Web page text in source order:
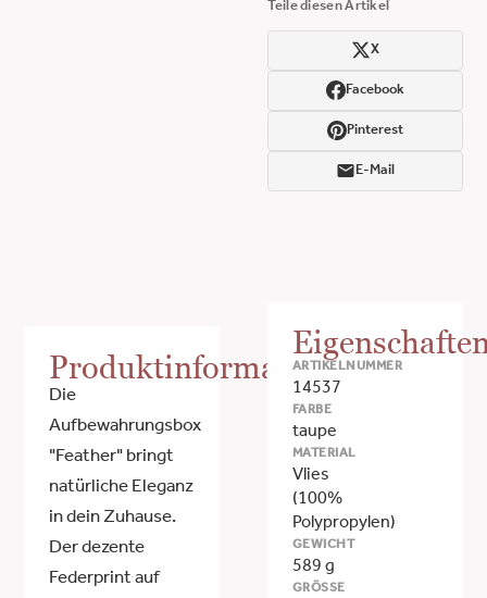
Teile diesen Artikel
X
Facebook
Pinterest
E-Mail
Produktinformationen
Die
Aufbewahrungsbox
"Feather" bringt
natürliche Eleganz
in dein Zuhause.
Der dezente
Federprint auf
ARTIKELNUMMER
14537
FARBE
taupe
MATERIAL
Vlies
(100%
Polypropylen)
GEWICHT
589 g
GRÖSSE